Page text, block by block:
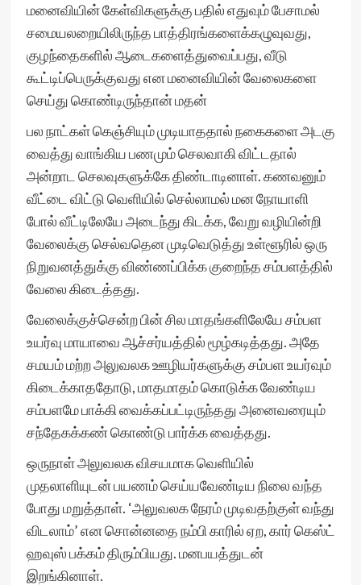
மனைவியின் கேள்விகளுக்கு பதில் எதுவும் பேசாமல்
சமையலறையிலிருந்த பாத்திரங்களைக்கழுவுவது,
குழந்தைகளில் ஆடைகளைத்துவைப்பது, வீடு
கூட்டிப்பெருக்குவது என மனைவியின் வேலைகளை
செய்து கொண்டிருந்தான் மதன்
பல நாட்கள் கெஞ்சியும் முடியாததால் நகைகளை அடகு
வைத்து வாங்கிய பணமும் செலவாகி விட்டதால்
அன்றாட செலவுகளுக்கே திண்டாடினாள். கணவனும்
வீட்டை விட்டு வெளியில் செல்லாமல் மன நோயாளி
போல் வீட்டிலேயே அடைந்து கிடக்க, வேறு வழியின்றி
வேலைக்கு செல்வதென முடிவெடுத்து உள்ளூரில் ஒரு
நிறுவனத்துக்கு விண்ணப்பிக்க குறைந்த சம்பளத்தில்
வேலை கிடைத்தது.
வேலைக்குச்சென்ற பின் சில மாதங்களிலேயே சம்பள
உயர்வு மாயாவை ஆச்சர்யத்தில் மூழ்கடித்தது. அதே
சமயம் மற்ற அலுவலக ஊழியர்களுக்கு சம்பள உயர்வும்
கிடைக்காததோடு, மாதமாதம் கொடுக்க வேண்டிய
சம்பளமே பாக்கி வைக்கப்பட்டிருந்தது அனைவரையும்
சந்தேகக்கண் கொண்டு பார்க்க வைத்தது.
ஒருநாள் அலுவலக விசயமாக வெளியில்
முதலாளியுடன் பயணம் செய்யவேண்டிய நிலை வந்த
போது மறுத்தாள். ‘அலுவலக நேரம் முடிவதற்குள் வந்து
விடலாம்’ என சொன்னதை நம்பி காரில் ஏற, கார் கெஸ்ட்
ஹவுஸ் பக்கம் திரும்பியது. மனபயத்துடன்
இறங்கினாள்.